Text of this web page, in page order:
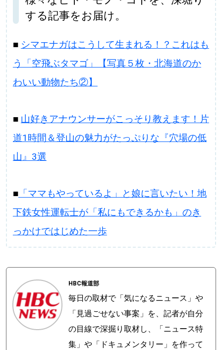
する記事をお届け。
■ シマエナガはこうして生まれる！？これはも
う「空飛ぶタマゴ」【写真５枚・北海道のか
わいい動物たち②】
■ 山好きアナウンサーがこっそり教えます！片
道1時間＆登山の魅力がたっぷりな『穴場の低
山』3選
■「ママもやっているよ」と娘に言いたい！地
下鉄女性運転士が「私にもできるかも」のき
っかけではじめた一歩
HBC報道部
毎日の取材で「気になるニュース」や
「見過ごせない事案」を、記者が自分
の目線で深掘り取材し、「ニュース特
集」や「ドキュメンタリー」を作って